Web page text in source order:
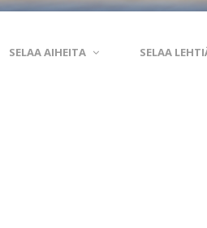
Eksoplaneetta hukassa
Taivaan
SELAA AIHEITA SELAA